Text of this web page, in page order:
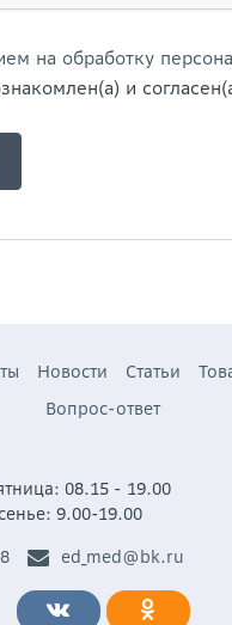
на обработку
и
Новости Статьи
Вопрос-ответ
08.15 - 19.00
9.00-19.00
ed_med@bk.ru